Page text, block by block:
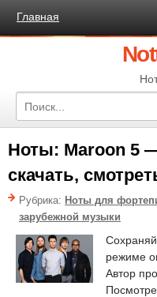
Главная
Ноты: Maroon 5
скачать,
Рубрика: Ноты для
зарубежной музыки
режиме
Автор